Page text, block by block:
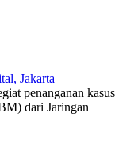
Jakarta
penanganan kasus
dari Jaringan